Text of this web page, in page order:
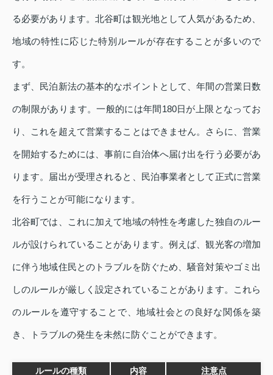
る必要があります。北谷町は観光地として人気があるため、
地域の特性に応じた特別ルールが存在することが多いので
す。
まず、民泊新法の基本的なポイントとして、年間の営業日数
の制限があります。一般的には年間180日が上限となってお
り、これを超えて営業することはできません。さらに、営業
を開始するためには、事前に自治体へ届け出を行う必要があ
ります。届出が受理されると、民泊事業者として正式に営業
を行うことが可能になります。
北谷町では、これに加えて地域の特性を考慮した独自のルー
ルが設けられていることがあります。例えば、観光客の増加
に伴う地域住民とのトラブルを防ぐため、騒音対策やゴミ出
しのルールが厳しく設定されていることがあります。これら
のルールを遵守することで、地域社会との良好な関係を築
き、トラブルの発生を未然に防ぐことができます。
ルールの種類 内容 注意点